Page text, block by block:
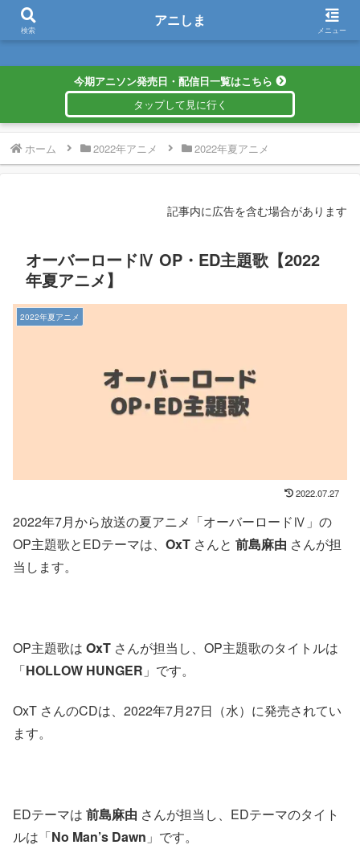
アニしま
今期アニソン発売日・配信日一覧はこちら
ホーム 2022年アニメ 2022年夏アニメ
記事内に広告を含む場合があります
オーバーロードⅣ OP・ED主題歌【2022
年夏アニメ】
2022年夏アニメ
2022.07.27
2022年7月から放送の夏アニメ「オーバーロードⅣ」の
OP主題歌とEDテーマは、 OxT さんと 前島麻由 さんが担
当します。
OP主題歌は OxT さんが担当し、OP主題歌のタイトルは
「HOLLOW HUNGER 」です。
OxT さんのCDは、2022年7月27日（水）に発売されてい
ます。
EDテーマは 前島麻由 さんが担当し、EDテーマのタイト
ルは「No Man’s Dawn 」です。
検索
アニしま
メニュー